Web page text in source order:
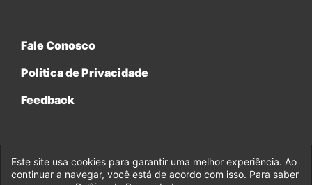
Fale Conosco
Política de Privacidade
Feedback
© 2017-2026 Legado da Marvel, uma empresa da Legado
Este site usa cookies para garantir uma melhor experiência. Ao
continuar a navegar, você está de acordo com isso. Para saber